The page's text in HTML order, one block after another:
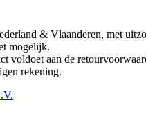
& Vlaanderen, met
mogelijk.
voldoet aan de
rekening.